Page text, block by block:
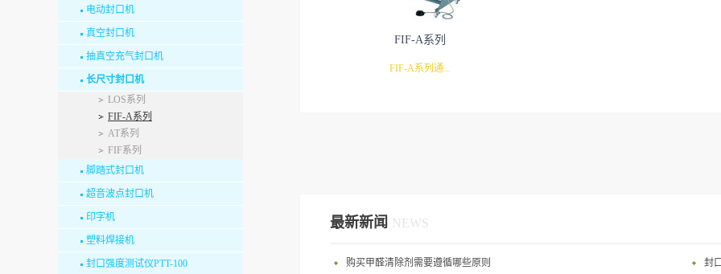
电动封口机
真空封口机
抽真空充气封口机
长尺寸封口机
LOS系列
FIF-A系列
AT系列
FIF系列
脚踏式封口机
超音波点封口机
印字机
塑料焊接机
封口强度测试仪PTT-100
FIF-A系列
FIF-A系列通...
式驱动包装形态：封口专用选定机种标准/
尺寸：80cm、1m、1.2m、1.5m最新型号：A
最新新闻 NEWS
购买甲醛清除剂需要遵循哪些原则 封